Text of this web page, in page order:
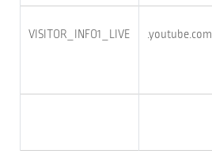
VISITOR_INFO1_LIVE .youtube.com